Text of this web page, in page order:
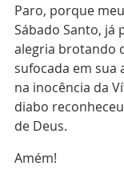
Paro, porque
Sábado Santo, já
alegria brotando
sufocada em sua
na inocência da
diabo
de Deus.
Amém!